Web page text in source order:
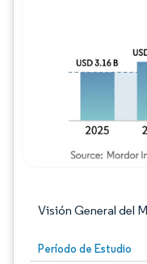
Visión General del
Período de Estudio